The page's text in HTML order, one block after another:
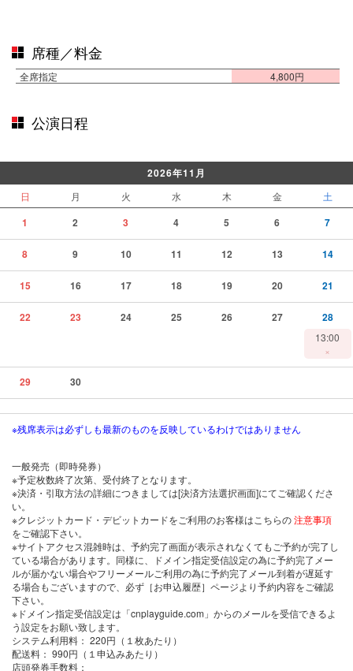
席種／料金
全席指定 4,800円
公演日程
2026年11月
日 月 火 水 木 金 土
1 2 3 4 5 6 7
8 9 10 11 12 13 14
15 16 17 18 19 20 21
22 23 24 25 26 27 28
13:00
×
29 30
※残席表示は必ずしも最新のものを反映しているわけではありません
一般発売（即時発券）
※予定枚数終了次第、受付終了となります。
※決済・引取方法の詳細につきましては[決済方法選択画面]にてご確認くださ
い。
※クレジットカード・デビットカードをご利用のお客様はこちらの注意事項
をご確認下さい。
※サイトアクセス混雑時は、予約完了画面が表示されなくてもご予約が完了し
ている場合があります。同様に、ドメイン指定受信設定の為に予約完了メー
ルが届かない場合やフリーメールご利用の為に予約完了メール到着が遅延す
る場合もございますので、必ず［お申込履歴］ページより予約内容をご確認
下さい。
※ドメイン指定受信設定は「cnplayguide.com」からのメールを受信できるよ
う設定をお願い致します。
システム利用料： 220円（１枚あたり）
配送料： 990円（１申込みあたり）
店頭発券手数料 ：